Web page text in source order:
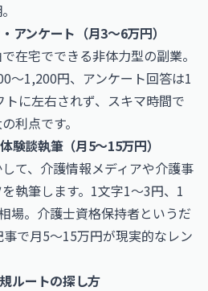
アンケート（月3〜6万円）
在宅でできる非体力型の副業。
〜1,200円、アンケート回答は1
に左右されず、スキマ時間で
利点です。
験談執筆（月5〜15万円）
て、介護情報メディアや介護事
執筆します。1文字1〜3円、1
場。介護士資格保持者というだ
で月5〜15万円が現実的なレン
ルートの探し方